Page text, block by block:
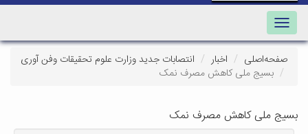
Toggle navigation
صفحه‌اصلی اخبار
انتصابات جدید وزارت علوم تحقیقات وفن آوری
بسیج ملی کاهش مصرف نمک
بسیج ملی کاهش مصرف نمک